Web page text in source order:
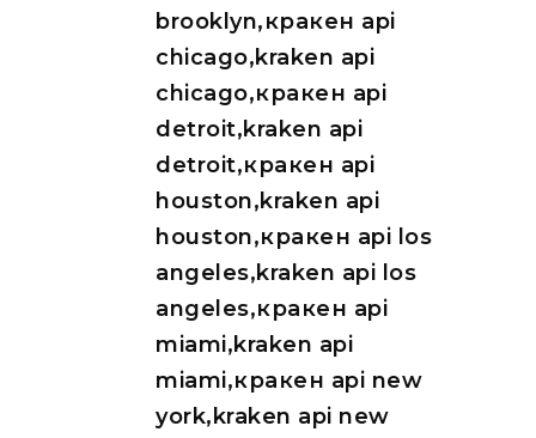
brooklyn,кракен api
chicago,kraken api
chicago,кракен api
detroit,kraken api
detroit,кракен api
houston,kraken api
houston,кракен api los
angeles,kraken api los
angeles,кракен api
miami,kraken api
miami,кракен api new
york,kraken api new